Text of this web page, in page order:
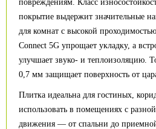
повреждениям. Класс
покрытие выдержит значительные
для комнат с высокой
Connect 5G упрощает укладку, а
улучшает звуко- и теплоизоляцию.
0,7 мм защищает поверхность от
Плитка идеальна для гостиных,
использовать в помещениях с
движения — от спальни до